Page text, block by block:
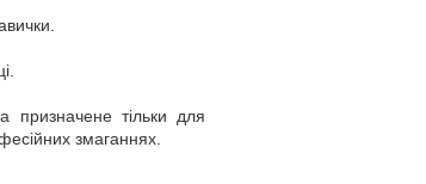
призначене тільки для
змаганнях.